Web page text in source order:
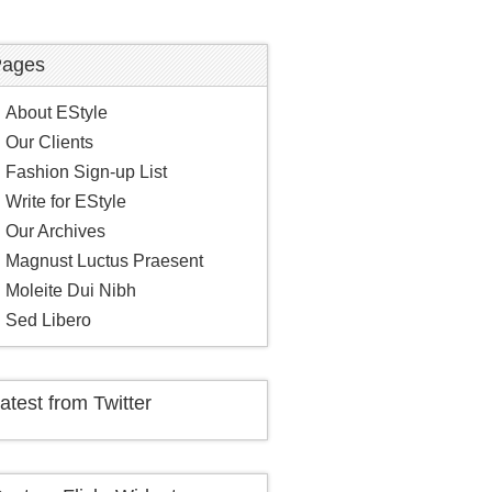
About EStyle
Our Clients
Fashion Sign-up List
Write for EStyle
Our Archives
Magnust Luctus Praesent
Moleite Dui Nibh
Sed Libero
from Twitter